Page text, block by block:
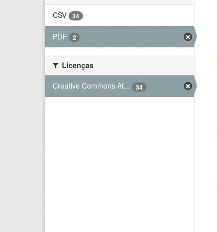
CSV
34
PDF 2
Licenças
Creative Commons At...
34